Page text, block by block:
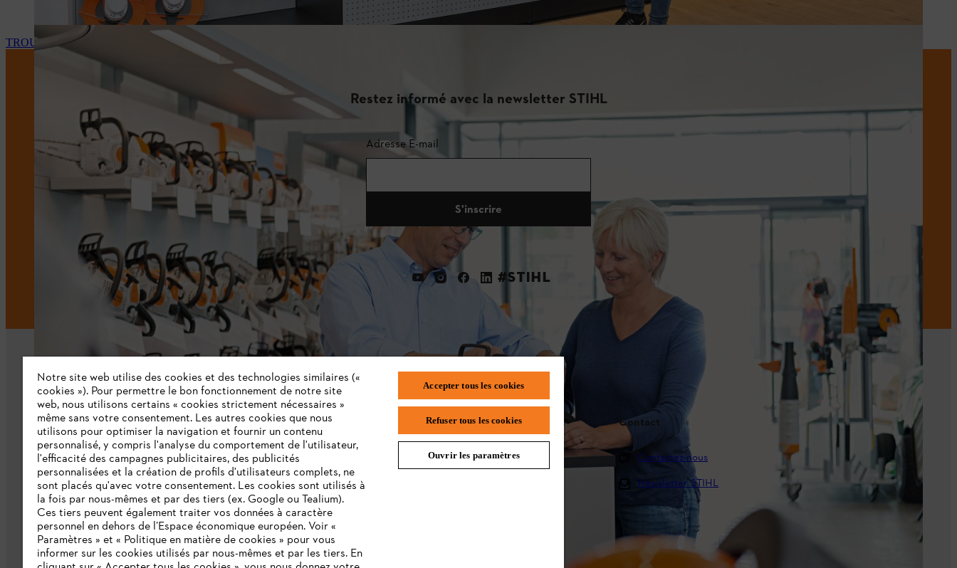
TROUVEZ VOTRE REVENDEUR STIHL
Restez informé avec la newsletter STIHL
Adresse E-mail
S'inscrire
#STIHL
L'Entreprise
Qui sommes-nous ?
Presse
Emploi
Développement durable
Ligne Intégrité STIHL
STIHL FAQ
L'Enregistrement
Contact
Contactez-nous
Newsletter STIHL
Notre site web utilise des cookies et des technologies similaires («
cookies »). Pour permettre le bon fonctionnement de notre site
web, nous utilisons certains « cookies strictement nécessaires »
même sans votre consentement. Les autres cookies que nous
utilisons pour optimiser la navigation et fournir un contenu
personnalisé, y compris l'analyse du comportement de l'utilisateur,
l'efficacité des campagnes publicitaires, des publicités
personnalisées et la création de profils d'utilisateurs complets, ne
sont placés qu'avec votre consentement. Les cookies sont utilisés à
la fois par nous-mêmes et par des tiers (ex. Google ou Tealium).
Ces tiers peuvent également traiter vos données à caractère
personnel en dehors de l’Espace économique européen. Voir «
Paramètres » et « Politique en matière de cookies » pour vous
informer sur les cookies utilisés par nous-mêmes et par les tiers. En
Accepter tous les cookies
Refuser tous les cookies
Ouvrir les paramètres